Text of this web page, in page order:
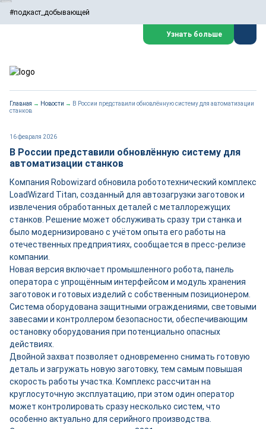
#подкаст_добывающей
Узнать больше
Главная → Новости → В России представили обновлённую систему для автоматизации
станков
16 февраля 2026
В России представили обновлённую систему для
автоматизации станков
Компания Robowizard обновила робототехнический комплекс
LoadWizard Titan, созданный для автозагрузки заготовок и
извлечения обработанных деталей с металлорежущих
станков. Решение может обслуживать сразу три станка и
было модернизировано с учётом опыта его работы на
отечественных предприятиях, сообщается в пресс-релизе
компании.
Новая версия включает промышленного робота, панель
оператора с упрощённым интерфейсом и модуль хранения
заготовок и готовых изделий с собственным позиционером.
Система оборудована защитными ограждениями, световыми
завесами и контроллером безопасности, обеспечивающим
остановку оборудования при потенциально опасных
действиях.
Двойной захват позволяет одновременно снимать готовую
деталь и загружать новую заготовку, тем самым повышая
скорость работы участка. Комплекс рассчитан на
круглосуточную эксплуатацию, при этом один оператор
может контролировать сразу несколько систем, что
особенно актуально для серийного производства.